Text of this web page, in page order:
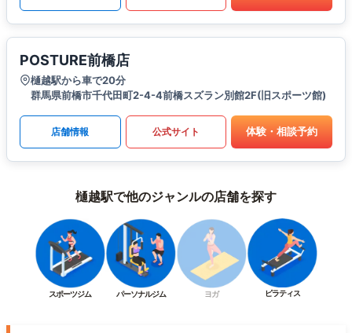
POSTURE前橋店
樋越駅から車で20分
群馬県前橋市千代田町2-4-4前橋スズラン別館2F(旧スポーツ館)
店舗情報 公式サイト 体験・相談予約
樋越駅で他のジャンルの店舗を探す
スポーツジム パーソナルジム ヨガ ピラティス